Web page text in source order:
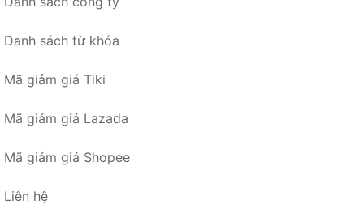
Danh sách từ khóa
Mã giảm giá Tiki
Mã giảm giá Lazada
Mã giảm giá Shopee
Liên hệ